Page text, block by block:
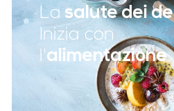
La salute dei
Inizia con
l'alimentazione